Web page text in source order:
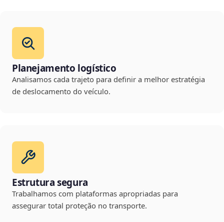
Planejamento logístico
Analisamos cada trajeto para definir a melhor estratégia
de deslocamento do veículo.
Estrutura segura
Trabalhamos com plataformas apropriadas para
assegurar total proteção no transporte.